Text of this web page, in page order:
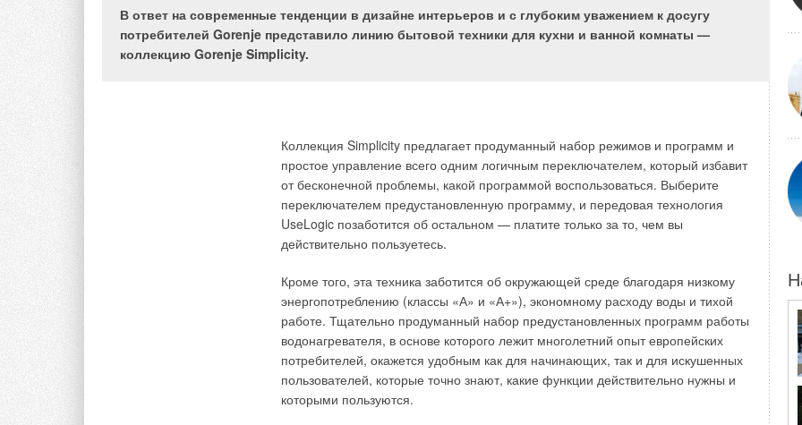
В ответ на современные тенденции в дизайне интерьеров и с глубоким уважением к досугу
потребителей Gorenje представило линию бытовой техники для кухни и ванной комнаты —
коллекцию Gorenje Simplicity.
Коллекция Simplicity предлагает продуманный набор режимов и программ и
простое управление всего одним логичным переключателем, который избавит
от бесконечной проблемы, какой программой воспользоваться. Выберите
переключателем предустановленную программу, и передовая технология
UseLogic позаботится об остальном — платите только за то, чем вы
действительно пользуетесь.
Кроме того, эта техника заботится об окружающей среде благодаря низкому
энергопотреблению (классы «А» и «А+»), экономному расходу воды и тихой
работе. Тщательно продуманный набор предустановленных программ работы
водонагревателя, в основе которого лежит многолетний опыт европейских
потребителей, окажется удобным как для начинающих, так и для искушенных
пользователей, которые точно знают, какие функции действительно нужны и
которыми пользуются.
В настоящее время требования к комфорту становятся выше и этому аспекту
уделяется больше внимания при подборе и проектировании оборудования
для обеспечения надежного горячего водоснабжения потребителей.
пожеланий заказчиков и общей тенденции увеличения водопотребления.
Сталкиваясь с проблемами в области горячего водоснабжения, клиенты по-
прежнему вынуждены прибегать к использованию малоэффективных
технических решений. Баки косвенного нагрева именно в силу своих
конструктивных особенностей и принципа работы не могут удовлетворить
косвенного нагрева горячей воды обычно «расходуют» на 30 % больше
энергии, чем проточные водонагреватели (из-за потерь в режиме
«ожидания»), требуют большего расхода холодной воды для достижения
комфортного уровня температуры вследствие более высокой начальной
температуры; из-за размеров оборудования баков косвенного нагрева горячей
воды при установке требуется большее пространство и наличие больших
дверных проемов, а также по соображениям техники безопасности для баков